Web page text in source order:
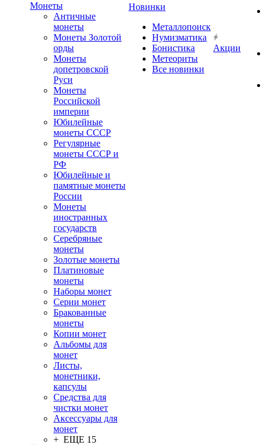
Монеты
Античные
монеты
Монеты Золотой
орды
Монеты
допетровской
Руси
Монеты
Российской
империи
Юбилейные
монеты СССР
Регулярные
монеты СССР и
РФ
Юбилейные и
памятные монеты
России
Монеты
иностранных
государств
Серебряные
монеты
Золотые монеты
Платиновые
монеты
Наборы монет
Серии монет
Бракованные
монеты
Копии монет
Альбомы для
монет
Листы,
монетники,
капсулы
Средства для
чистки монет
Аксессуары для
монет
+ ЕЩЕ 15
Новинки
Металлопоиск
Нумизматика
Бонистика
Метеориты
Все новинки
Акции